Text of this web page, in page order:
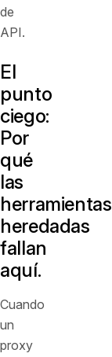
de
API.
El
punto
ciego:
Por
qué
las
herramientas
heredadas
fallan
aquí.
Cuando
un
proxy